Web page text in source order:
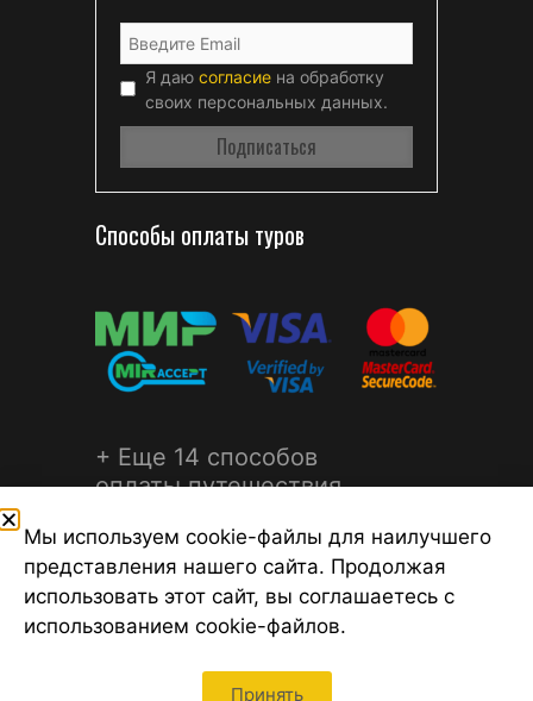
Я даю согласие на обработку
своих персональных данных.
Способы оплаты туров
+ Еще 14 способов
оплаты путешествия
©2026 Турагентство Турсфера - Поиск туров от надежных
Мы используем cookie-файлы для наилучшего
представления нашего сайта. Продолжая
использовать этот сайт, вы соглашаетесь с
использованием cookie-файлов.
Принять